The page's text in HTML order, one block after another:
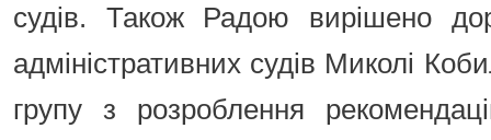
судів. Також Радою вирішено
адміністративних судів Миколі
групу з розроблення